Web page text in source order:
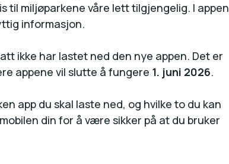
til miljøparkene våre lett tilgjengelig. I appen
informasjon.
ikke har lastet ned den nye appen. Det er
appene vil slutte å fungere 1. juni 2026.
app du skal laste ned, og hvilke to du kan
din for å være sikker på at du bruker